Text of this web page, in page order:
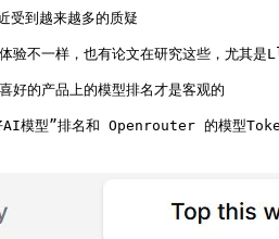
到越来越多的质疑
验不一样，也有论文在研究这些，尤其
好的产品上的模型排名才是客观的
AI模型”排名和 Openrouter 的模型